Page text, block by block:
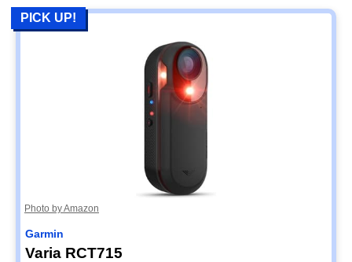
PICK UP!
Photo by Amazon
Garmin
Varia RCT715